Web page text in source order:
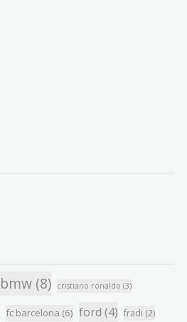
bmw(8) cristiano ronaldo (3)
fc barcelona (6) ford (4) fradi (2)